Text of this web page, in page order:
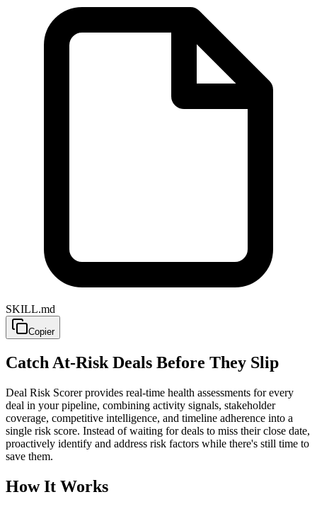
SKILL.md
Copier
Catch At-Risk Deals Before They Slip
Deal Risk Scorer provides real-time health assessments for every
deal in your pipeline, combining activity signals, stakeholder
coverage, competitive intelligence, and timeline adherence into a
single risk score. Instead of waiting for deals to miss their close date,
proactively identify and address risk factors while there's still time to
save them.
How It Works